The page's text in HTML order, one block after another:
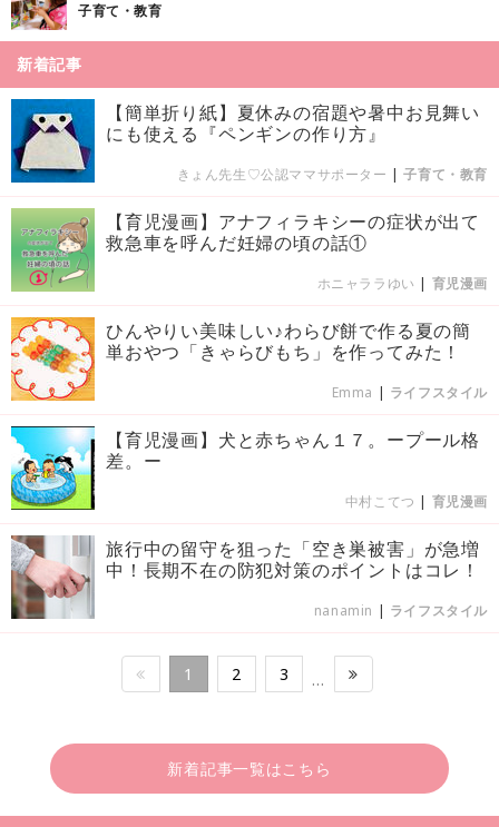
子育て・教育
新着記事
【簡単折り紙】夏休みの宿題や暑中お見舞い
にも使える『ペンギンの作り方』
きょん先生♡公認ママサポーター |子育て・教育
【育児漫画】アナフィラキシーの症状が出て
救急車を呼んだ妊婦の頃の話①
ホニャララゆい | 育児漫画
ひんやりい美味しい♪わらび餅で作る夏の簡
単おやつ「きゃらびもち」を作ってみた！
Emma | ライフスタイル
【育児漫画】犬と赤ちゃん１７。ープール格
差。ー
中村こてつ | 育児漫画
旅行中の留守を狙った「空き巣被害」が急増
中！長期不在の防犯対策のポイントはコレ！
nanamin | ライフスタイル
1 2 3 …
新着記事一覧はこちら